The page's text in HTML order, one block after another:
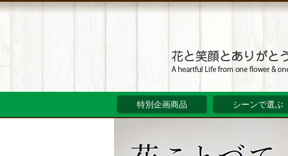
特別企画商品 シーンで選ぶ